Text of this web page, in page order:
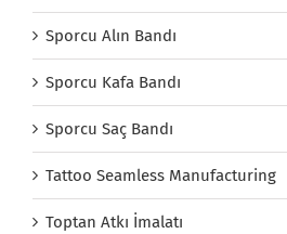
Sporcu Alın Bandı
Sporcu Kafa Bandı
Sporcu Saç Bandı
Tattoo Seamless Manufacturing
Toptan Atkı İmalatı